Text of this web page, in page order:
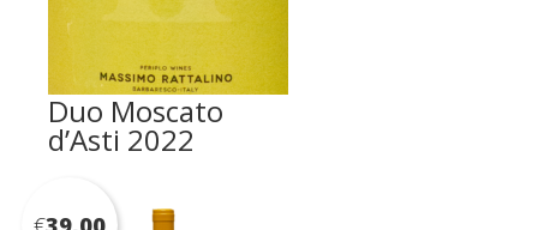
Duo Moscato
d’Asti 2022